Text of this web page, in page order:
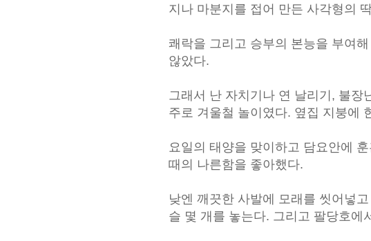
지나 마분지를 접어 만든 사각형의
쾌락을 그리고 승부의 본능을 부여
않았다.
그래서 난 자치기나 연 날리기, 불장
주로 겨울철 놀이였다. 옆집 지붕에
요일의 태양을 맞이하고 담요안에
때의 나른함을 좋아했다.
낮엔 깨끗한 사발에 모래를 씻어넣
슬 몇 개를 놓는다. 그리고 팔당호에